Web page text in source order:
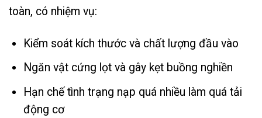
toàn, có nhiệm vụ:
Kiểm soát kích thước và chất lượng đầu vào
Ngăn vật cứng lọt và gây kẹt buồng nghiền
Hạn chế tình trạng nạp quá nhiều làm quá tải
động cơ